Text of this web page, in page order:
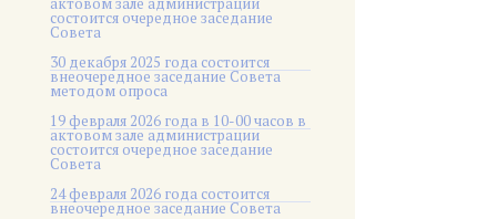
состоится очередное заседание
Совета
30 декабря 2025 года состоится
внеочередное заседание Совета
методом опроса
19 февраля 2026 года в 10-00 часов в
актовом зале администрации
состоится очередное заседание
Совета
24 февраля 2026 года состоится
внеочередное заседание Совета